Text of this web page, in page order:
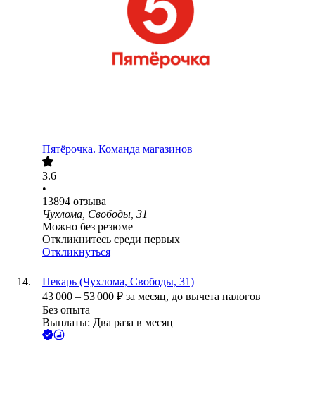
Пятёрочка. Команда магазинов
3.6
•
13894 отзыва
Чухлома, Свободы, 31
Можно без резюме
Откликнитесь среди первых
Откликнуться
Пекарь (Чухлома, Свободы, 31)
43 000 – 53 000 ₽ за месяц, до вычета налогов
Без опыта
Выплаты: Два раза в месяц